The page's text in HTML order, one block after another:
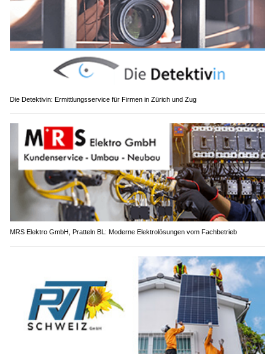
Die Detektivin: Ermittlungsservice für Firmen in Zürich und Zug
MRS Elektro GmbH, Pratteln BL: Moderne Elektrolösungen vom Fachbetrieb